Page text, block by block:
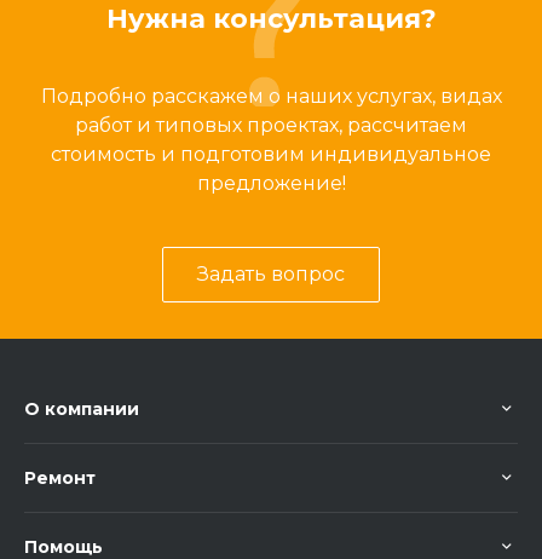
Нужна консультация?
Подробно расскажем о наших услугах, видах
работ и типовых проектах, рассчитаем
стоимость и подготовим индивидуальное
предложение!
Задать вопрос
О компании
Ремонт
Помощь